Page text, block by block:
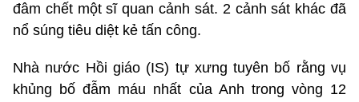
đâm chết một sĩ quan cảnh sát. 2 cảnh sát khác đã
nổ súng tiêu diệt kẻ tấn công.
Nhà nước Hồi giáo (IS) tự xưng tuyên bố rằng vụ
khủng bố đẫm máu nhất của Anh trong vòng 12